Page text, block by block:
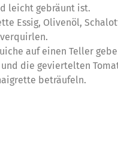
leicht gebräunt ist.
Essig, Olivenöl,
auf einen Teller
die geviertelten
beträufeln.